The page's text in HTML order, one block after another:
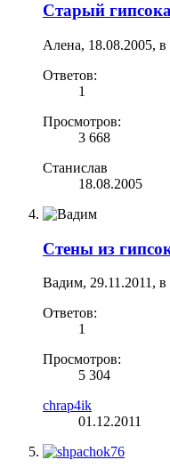
Старый
Алена, 18.08.2005, в
Ответов:
1
Просмотров:
3 668
Станислав
18.08.2005
Стены из
Вадим, 29.11.2011, в
Ответов:
1
Просмотров:
5 304
chrap4ik
01.12.2011